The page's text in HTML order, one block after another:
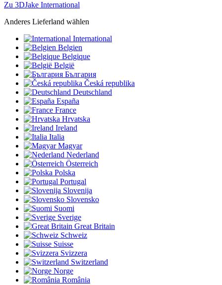
Zu 3DJake International
Anderes Lieferland wählen
International
Belgien
Belgique
België
България
Česká republika
Deutschland
España
France
Hrvatska
Ireland
Italia
Magyar
Nederland
Österreich
Polska
Portugal
Slovenija
Slovensko
Suomi
Sverige
Great Britain
Schweiz
Suisse
Svizzera
Switzerland
Norge
România